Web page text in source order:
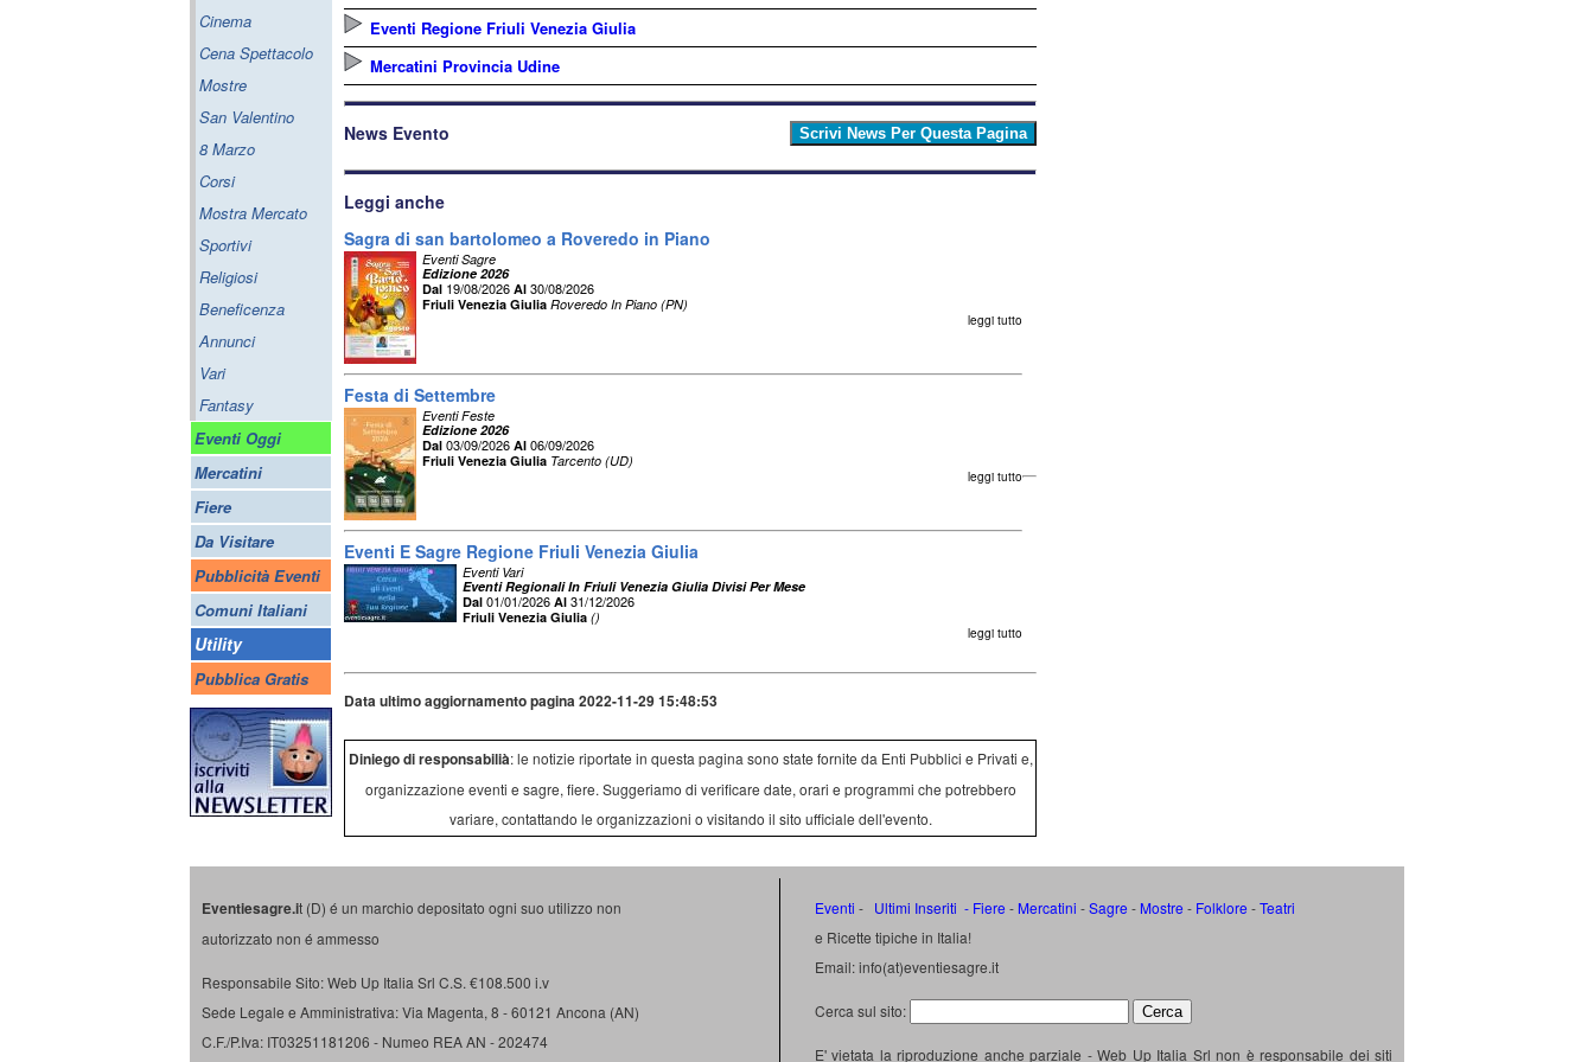
Cinema
Cena Spettacolo
Mostre
San Valentino
8 Marzo
Corsi
Mostra Mercato
Sportivi
Religiosi
Beneficenza
Annunci
Vari
Fantasy
Eventi Oggi
Mercatini
Fiere
Da Visitare
Pubblicità Eventi
Comuni Italiani
Utility
Pubblica Gratis
Eventi Regione Friuli Venezia Giulia
Mercatini Provincia Udine
News Evento
Leggi anche
Sagra di san bartolomeo a Roveredo in Piano
Eventi Sagre
Edizione 2026
Dal 19/08/2026 Al 30/08/2026
Friuli Venezia Giulia Roveredo In Piano (PN)
leggi tutto
Festa di Settembre
Eventi Feste
Edizione 2026
Dal 03/09/2026 Al 06/09/2026
Friuli Venezia Giulia Tarcento (UD)
leggi tutto
Eventi E Sagre Regione Friuli Venezia Giulia
Eventi Vari
Eventi Regionali In Friuli Venezia Giulia Divisi Per Mese
Dal 01/01/2026 Al 31/12/2026
Friuli Venezia Giulia ()
leggi tutto
Data ultimo aggiornamento pagina 2022-11-29 15:48:53
Diniego di responsabilià: le notizie riportate in questa pagina sono state fornite da Enti Pubblici e Privati e,
organizzazione eventi e sagre, fiere. Suggeriamo di verificare date, orari e programmi che potrebbero
variare, contattando le organizzazioni o visitando il sito ufficiale dell'evento.
Eventiesagre.it (D) é un marchio depositato ogni suo utilizzo non
autorizzato non é ammesso
Responsabile Sito: Web Up Italia Srl C.S. €108.500 i.v
Sede Legale e Amministrativa: Via Magenta, 8 - 60121 Ancona (AN)
C.F./P.Iva: IT03251181206 - Numeo REA AN - 202474
Eventi - Ultimi Inseriti - Fiere - Mercatini -Sagre - Mostre - Folklore -Teatri
e Ricette tipiche in Italia!
Email: info(at)eventiesagre.it
Cerca sul sito:
E' vietata la riproduzione anche parziale - Web Up Italia Srl non è responsabile dei siti